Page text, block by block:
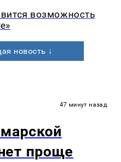
возможность
новость ↓
47 минут назад
проще